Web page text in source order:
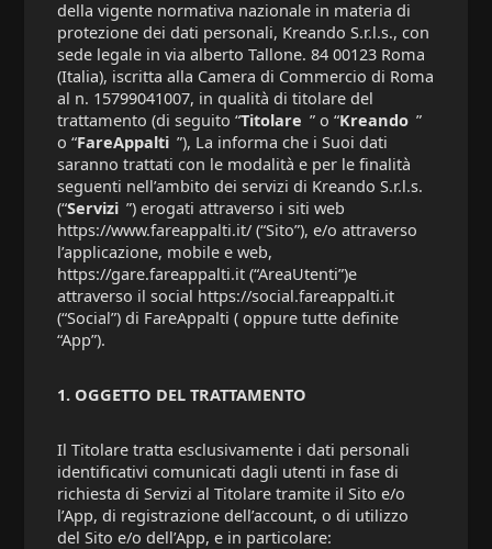
della vigente normativa nazionale in materia di
protezione dei dati personali, Kreando S.r.l.s., con
sede legale in via alberto Tallone. 84 00123 Roma
(Italia), iscritta alla Camera di Commercio di Roma
al n. 15799041007, in qualità di titolare del
trattamento (di seguito “Titolare ” o “Kreando ”
o “FareAppalti ”), La informa che i Suoi dati
saranno trattati con le modalità e per le finalità
seguenti nell’ambito dei servizi di Kreando S.r.l.s.
(“Servizi ”) erogati attraverso i siti web
https://www.fareappalti.it/ (“Sito”), e/o attraverso
l’applicazione, mobile e web,
https://gare.fareappalti.it (“AreaUtenti”)e
attraverso il social https://social.fareappalti.it
(“Social”) di FareAppalti ( oppure tutte definite
“App”).
1. OGGETTO DEL TRATTAMENTO
Il Titolare tratta esclusivamente i dati personali
identificativi comunicati dagli utenti in fase di
richiesta di Servizi al Titolare tramite il Sito e/o
l’App, di registrazione dell’account, o di utilizzo
del Sito e/o dell’App, e in particolare: